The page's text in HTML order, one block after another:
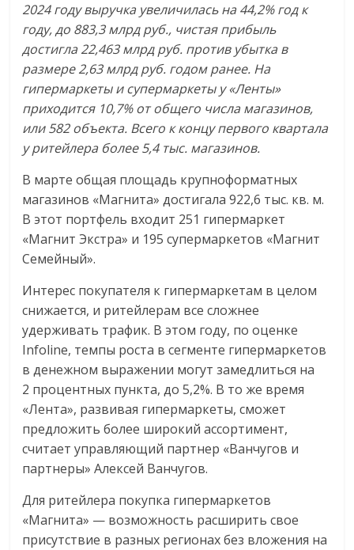
2024 году выручка увеличилась на 44,2% год к
году, до 883,3 млрд руб., чистая прибыль
достигла 22,463 млрд руб. против убытка в
размере 2,63 млрд руб. годом ранее. На
гипермаркеты и супермаркеты у «Ленты»
приходится 10,7% от общего числа магазинов,
или 582 объекта. Всего к концу первого квартала
у ритейлера более 5,4 тыс. магазинов.
В марте общая площадь крупноформатных
магазинов «Магнита» достигала 922,6 тыс. кв. м.
В этот портфель входит 251 гипермаркет
«Магнит Экстра» и 195 супермаркетов «Магнит
Семейный».
Интерес покупателя к гипермаркетам в целом
снижается, и ритейлерам все сложнее
удерживать трафик. В этом году, по оценке
Infoline, темпы роста в сегменте гипермаркетов
в денежном выражении могут замедлиться на
2 процентных пункта, до 5,2%. В то же время
«Лента», развивая гипермаркеты, сможет
предложить более широкий ассортимент,
считает управляющий партнер «Ванчугов и
партнеры» Алексей Ванчугов.
Для ритейлера покупка гипермаркетов
«Магнита» — возможность расширить свое
присутствие в разных регионах без вложения на